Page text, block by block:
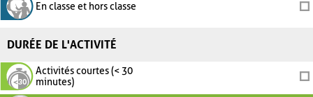
En classe et hors classe
DURÉE DE L'ACTIVITÉ
Activités courtes (< 30
minutes)